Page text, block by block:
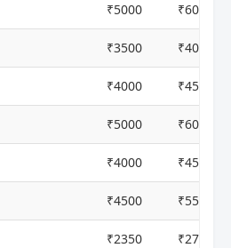
₹5000 ₹6010
₹3500 ₹4010
₹4000 ₹4510
₹5000 ₹6010
₹4000 ₹4510
₹4500 ₹5510
₹2350 ₹2760